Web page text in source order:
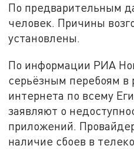
По предварительным
человек. Причины
установлены.
По информации РИА
серьёзным перебоям в
интернета по всему
заявляют о
приложений.
наличие сбоев в